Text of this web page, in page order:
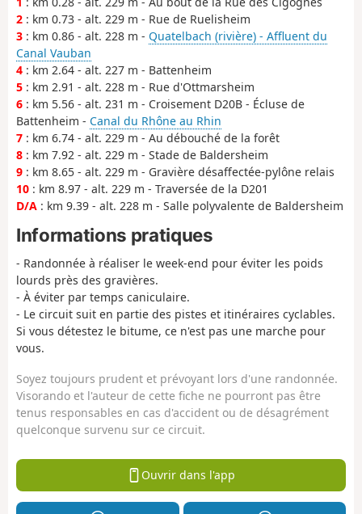
2 : km 0.73 - alt. 229 m - Rue de Ruelisheim
3 : km 0.86 - alt. 228 m - Quatelbach (rivière) - Affluent du
Canal Vauban
4 : km 2.64 - alt. 227 m - Battenheim
5 : km 2.91 - alt. 228 m - Rue d'Ottmarsheim
6 : km 5.56 - alt. 231 m - Croisement D20B - Écluse de
Battenheim - Canal du Rhône au Rhin
7 : km 6.74 - alt. 229 m - Au débouché de la forêt
8 : km 7.92 - alt. 229 m - Stade de Baldersheim
9 : km 8.65 - alt. 229 m - Gravière désaffectée-pylône relais
10 : km 8.97 - alt. 229 m - Traversée de la D201
D/A : km 9.39 - alt. 228 m - Salle polyvalente de Baldersheim
Informations pratiques
- Randonnée à réaliser le week-end pour éviter les poids
lourds près des gravières.
- À éviter par temps caniculaire.
- Le circuit suit en partie des pistes et itinéraires cyclables.
Si vous détestez le bitume, ce n'est pas une marche pour
vous.
Soyez toujours prudent et prévoyant lors d'une randonnée.
Visorando et l'auteur de cette fiche ne pourront pas être
tenus responsables en cas d'accident ou de désagrément
quelconque survenu sur ce circuit.
Ouvrir dans l'app